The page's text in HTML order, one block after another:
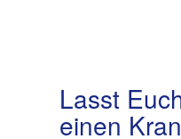
Lasst
einen